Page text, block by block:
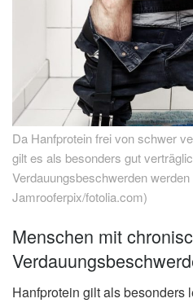
Da Hanfprotein frei von schwer
gilt es als besonders gut
Verdauungsbeschwerden
Jamrooferpix/fotolia.com)
Menschen mit
Hanfprotein gilt als besonders